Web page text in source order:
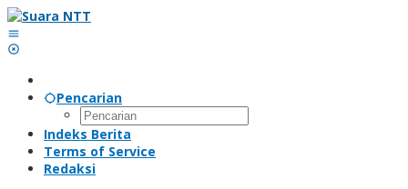
Lewati
ke
konten
Pencarian
Indeks Berita
Terms of Service
Redaksi